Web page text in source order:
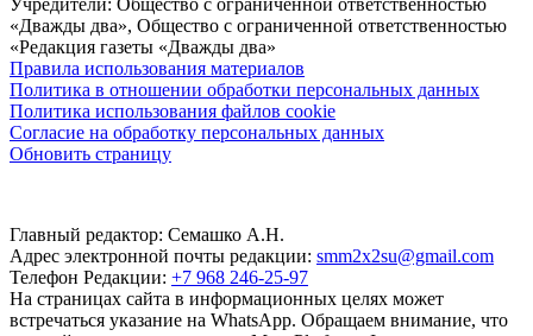
Учредители: Общество с ограниченной ответственностью
«Дважды два», Общество с ограниченной ответственностью
«Редакция газеты «Дважды два»
Правила использования материалов
Политика в отношении обработки персональных данных
Политика использования файлов cookie
Согласие на обработку персональных данных
Обновить страницу
Главный редактор: Семашко А.Н.
Адрес электронной почты редакции: smm2x2su@gmail.com
Телефон Редакции: +7 968 246-25-97
На страницах сайта в информационных целях может
встречаться указание на WhatsApp. Обращаем внимание, что